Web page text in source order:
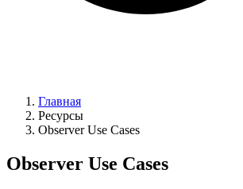
Главная
Ресурсы
Observer Use Cases
Observer Use Cases